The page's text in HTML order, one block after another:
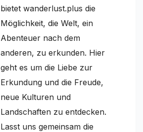
bietet wanderlust.plus die
Möglichkeit, die Welt, ein
Abenteuer nach dem
anderen, zu erkunden. Hier
geht es um die Liebe zur
Erkundung und die Freude,
neue Kulturen und
Landschaften zu entdecken.
Lasst uns gemeinsam die